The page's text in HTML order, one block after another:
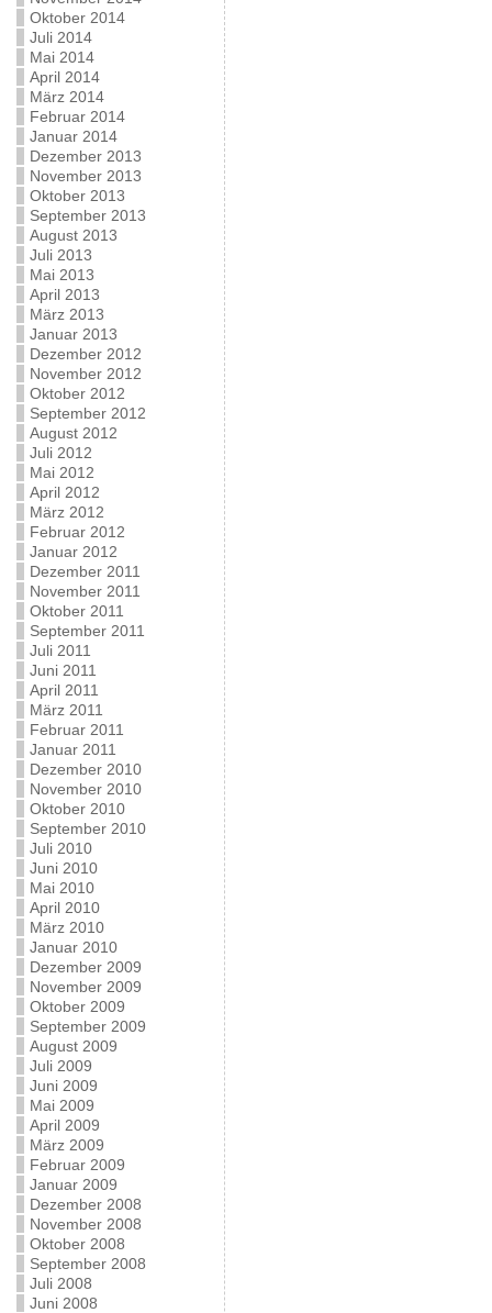
Oktober 2014
Juli 2014
Mai 2014
April 2014
März 2014
Februar 2014
Januar 2014
Dezember 2013
November 2013
Oktober 2013
September 2013
August 2013
Juli 2013
Mai 2013
April 2013
März 2013
Januar 2013
Dezember 2012
November 2012
Oktober 2012
September 2012
August 2012
Juli 2012
Mai 2012
April 2012
März 2012
Februar 2012
Januar 2012
Dezember 2011
November 2011
Oktober 2011
September 2011
Juli 2011
Juni 2011
April 2011
März 2011
Februar 2011
Januar 2011
Dezember 2010
November 2010
Oktober 2010
September 2010
Juli 2010
Juni 2010
Mai 2010
April 2010
März 2010
Januar 2010
Dezember 2009
November 2009
Oktober 2009
September 2009
August 2009
Juli 2009
Juni 2009
Mai 2009
April 2009
März 2009
Februar 2009
Januar 2009
Dezember 2008
November 2008
Oktober 2008
September 2008
Juli 2008
Juni 2008